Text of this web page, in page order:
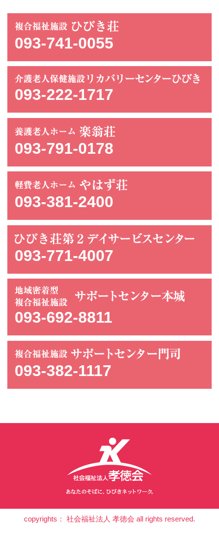
093-741-0055
093-222-1717
093-791-0178
093-381-2400
093-771-4007
093-692-8811
093-382-1117
copyrights： 社会福祉法人 孝徳会 all rights reserved.